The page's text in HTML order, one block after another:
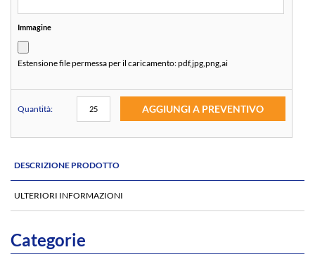
Immagine
Estensione file permessa per il caricamento:pdf,jpg,png,ai
Quantità: AGGIUNGI A PREVENTIVO
DESCRIZIONE PRODOTTO
ULTERIORI INFORMAZIONI
Categorie